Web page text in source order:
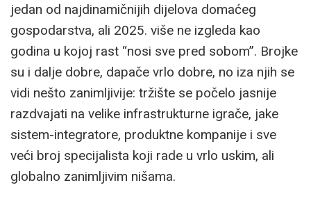
jedan od najdinamičnijih dijelova domaćeg
gospodarstva, ali 2025. više ne izgleda kao
godina u kojoj rast “nosi sve pred sobom”. Brojke
su i dalje dobre, dapače vrlo dobre, no iza njih se
vidi nešto zanimljivije: tržište se počelo jasnije
razdvajati na velike infrastrukturne igrače, jake
sistem-integratore, produktne kompanije i sve
veći broj specijalista koji rade u vrlo uskim, ali
globalno zanimljivim nišama.